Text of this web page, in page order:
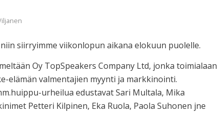
siirryimme viikonlopun aikana elokuun puolelle.
Oy TopSpeakers Company Ltd, jonka toimialaan
elämän valmentajien myynti ja markkinointi.
urheilua edustavat Sari Multala, Mika
Petteri Kilpinen, Eka Ruola, Paola Suhonen jne